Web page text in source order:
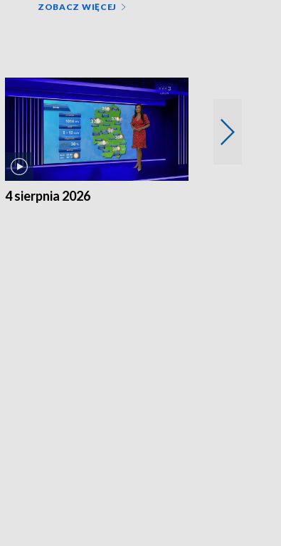
ZOBACZ WIĘCEJ
4 sierpnia 2026